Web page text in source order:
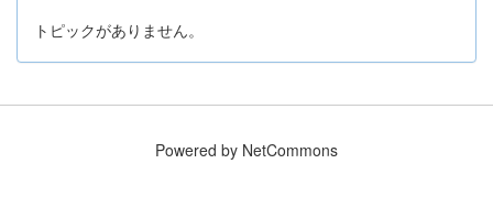
トピックがありません。
Powered by NetCommons